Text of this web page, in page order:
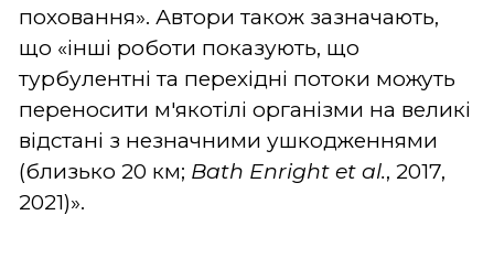
поховання». Автори також зазначають,
що «інші роботи показують, що
турбулентні та перехідні потоки можуть
переносити м'якотілі організми на великі
відстані з незначними ушкодженнями
(близько 20 км; Bath Enright et al., 2017,
2021)».